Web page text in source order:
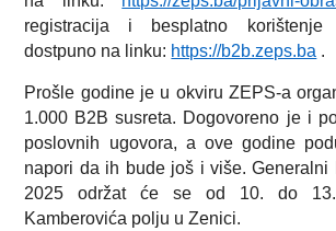
registracija i besplatno korištenje
dostpuno na linku: https://b2b.zeps.ba .
Prošle godine je u okviru ZEPS-a
1.000 B2B susreta. Dogovoreno je i
poslovnih ugovora, a ove godine
napori da ih bude još i više. Generalni
2025 održat će se od 10. do 13.
Kamberovića polju u Zenici.